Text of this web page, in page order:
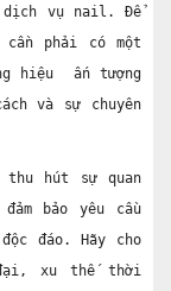
dịch vụ nail. Để
phải có một
hiệu  ấn tượng
và sự chuyên
thu hút sự quan
bảo yêu cầu
đáo. Hãy cho
xu thế thời